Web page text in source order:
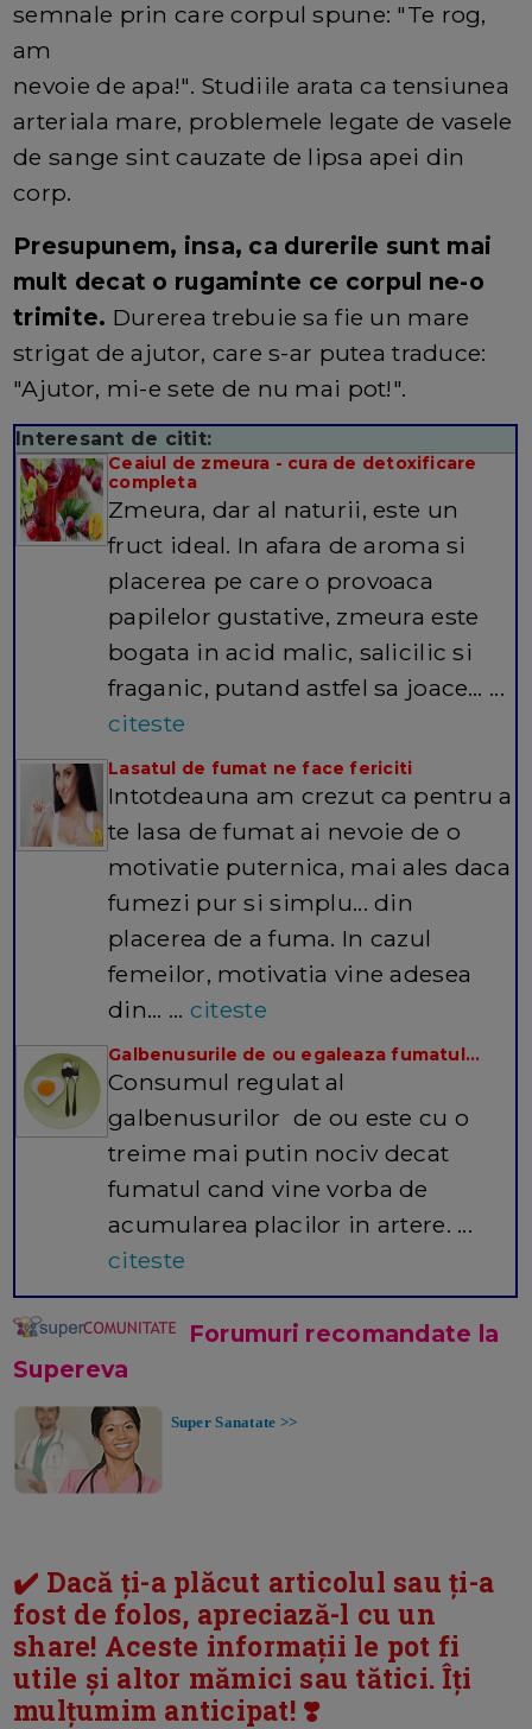
semnale prin care corpul spune: "Te rog,
am
nevoie de apa!". Studiile arata ca tensiunea
arteriala mare, problemele legate de vasele
de sange sint cauzate de lipsa apei din
corp.
Presupunem, insa, ca durerile sunt mai
mult decat o rugaminte ce corpul ne-o
trimite. Durerea trebuie sa fie un mare
strigat de ajutor, care s-ar putea traduce:
"Ajutor, mi-e sete de nu mai pot!".
Interesant de citit:
Ceaiul de zmeura - cura de detoxificare
completa
Zmeura, dar al naturii, este un
fruct ideal. In afara de aroma si
placerea pe care o provoaca
papilelor gustative, zmeura este
bogata in acid malic, salicilic si
fraganic, putand astfel sa joace… ...
citeste
Lasatul de fumat ne face fericiti
Intotdeauna am crezut ca pentru a
te lasa de fumat ai nevoie de o
motivatie puternica, mai ales daca
fumezi pur si simplu... din
placerea de a fuma. In cazul
femeilor, motivatia vine adesea
din… ... citeste
Galbenusurile de ou egaleaza fumatul...
Consumul regulat al
galbenusurilor de ou este cu o
treime mai putin nociv decat
fumatul cand vine vorba de
acumularea placilor in artere. ...
citeste
Forumuri recomandate la
Supereva
Super Sanatate >>
✔️ Dacă ți-a plăcut articolul sau ți-a
fost de folos, apreciază-l cu un
share! Aceste informații le pot fi
utile și altor mămici sau tătici. Îți
mulțumim anticipat! ❣️